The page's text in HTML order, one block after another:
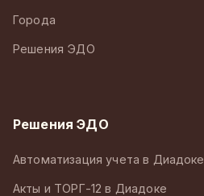
Города
Решения ЭДО
Решения ЭДО
Автоматизация учета в Диадоке
Акты и ТОРГ-12 в Диадоке